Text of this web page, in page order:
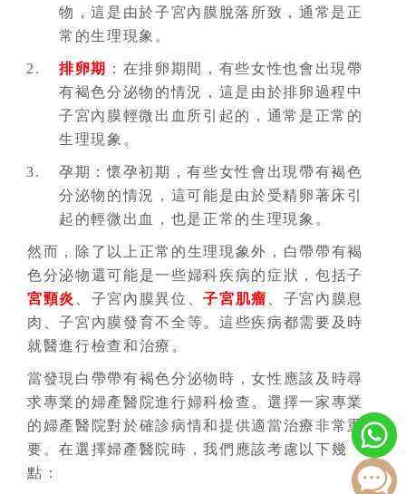
物，這是由於子宮內膜脫落所致，通常是正
常的生理現象。
排卵期
：在排卵期間，有些女性也會出現帶
有褐色分泌物的情況，這是由於排卵過程中
子宮內膜輕微出血所引起的，通常是正常的
生理現象。
孕期：懷孕初期，有些女性會出現帶有褐色
分泌物的情況，這可能是由於受精卵著床引
起的輕微出血，也是正常的生理現象。
然而，除了以上正常的生理現象外，白帶帶有褐
色分泌物還可能是一些婦科疾病的症狀，包括子
宮頸炎
、子宮內膜異位、子宮肌瘤
、子宮內膜息
肉、子宮內膜發育不全等。這些疾病都需要及時
就醫進行檢查和治療。
當發現白帶帶有褐色分泌物時，女性應該及時尋
求專業的婦產醫院進行婦科檢查。選擇一家專業
的婦產醫院對於確診病情和提供適當治療非常重
要。在選擇婦產醫院時，我們應該考慮以下幾
點：